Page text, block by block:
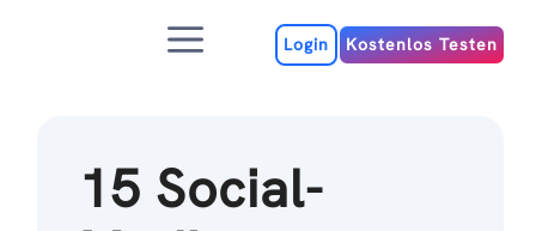
MenuLogin Kostenlos Testen
15 Social-